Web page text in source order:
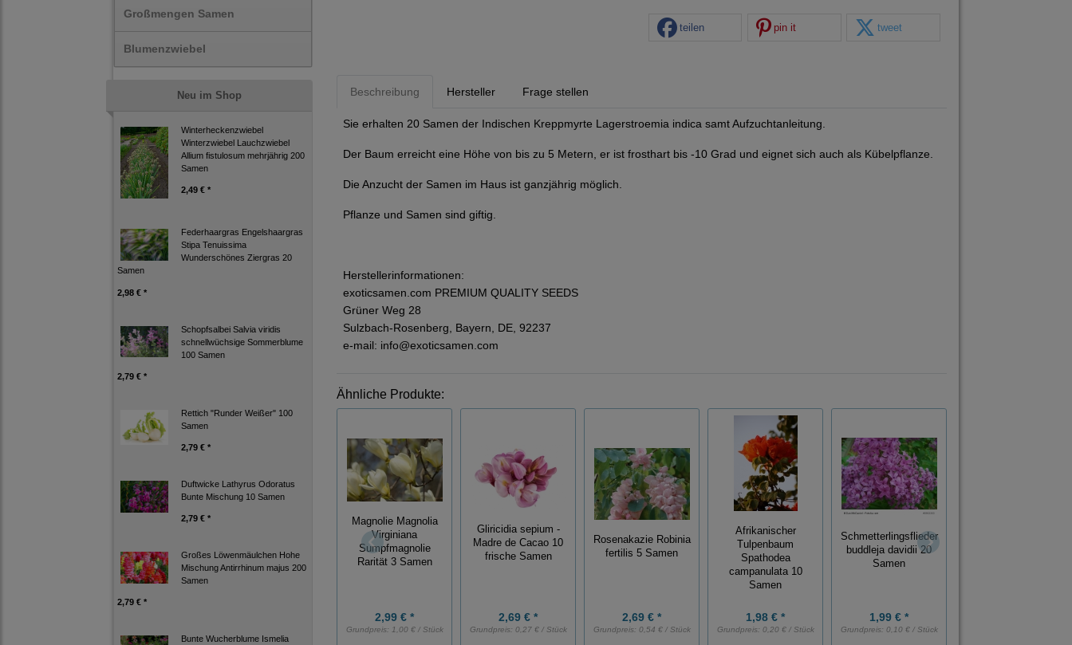
Großmengen Samen
Blumenzwiebel
Neu im Shop
Winterheckenzwiebel
Winterzwiebel Lauchzwiebel
Allium fistulosum mehrjährig 200
Samen
2,49 € *
Federhaargras Engelshaargras
Stipa Tenuissima
Wunderschönes Ziergras 20
Samen
2,98 € *
Schopfsalbei Salvia viridis
schnellwüchsige Sommerblume
100 Samen
2,79 € *
Rettich "Runder Weißer" 100
Samen
2,79 € *
Duftwicke Lathyrus Odoratus
Bunte Mischung 10 Samen
2,79 € *
Großes Löwenmäulchen Hohe
Mischung Antirrhinum majus 200
Samen
2,79 € *
Bunte Wucherblume Ismelia
teilen pin it tweet
Beschreibung Hersteller Frage stellen
Sie erhalten 20 Samen der Indischen Kreppmyrte Lagerstroemia indica samt Aufzuchtanleitung.
Der Baum erreicht eine Höhe von bis zu 5 Metern, er ist frosthart bis -10 Grad und eignet sich auch als Kübelpflanze.
Die Anzucht der Samen im Haus ist ganzjährig möglich.
Pflanze und Samen sind giftig.
Herstellerinformationen:
exoticsamen.com PREMIUM QUALITY SEEDS
Grüner Weg 28
Sulzbach-Rosenberg, Bayern, DE, 92237
e-mail: info@exoticsamen.com
Ähnliche Produkte:
Magnolie Magnolia
Virginiana
Sumpfmagnolie
Rarität 3 Samen
2,99 € *
Grundpreis: 1,00 € / Stück
Gliricidia sepium -
Madre de Cacao 10
frische Samen
2,69 € *
Grundpreis: 0,27 € / Stück
Rosenakazie Robinia
fertilis 5 Samen
2,69 € *
Grundpreis: 0,54 € / Stück
Afrikanischer
Tulpenbaum
Spathodea
campanulata 10
Samen
1,98 € *
Grundpreis: 0,20 € / Stück
Schmetterlingsflieder
buddleja davidii 20
Samen
1,99 € *
Grundpreis: 0,10 € / Stück